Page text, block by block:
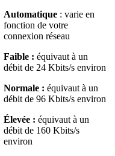
Automatique : varie en
fonction de votre
connexion réseau
Faible : équivaut à un
débit de 24 Kbits/s environ
Normale : équivaut à un
débit de 96 Kbits/s environ
Élevée : équivaut à un
débit de 160 Kbits/s
environ